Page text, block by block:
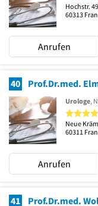
Hochstr. 49
60313
Anrufen
40
Urologe,
Neue
60311
Anrufen
41